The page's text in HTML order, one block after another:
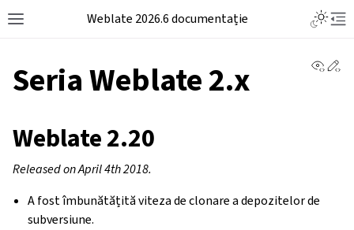
Weblate 2026.6 documentație
Seria Weblate 2.x
Weblate 2.20
Released on April 4th 2018.
A fost îmbunătățită viteza de clonare a depozitelor de
subversiune.